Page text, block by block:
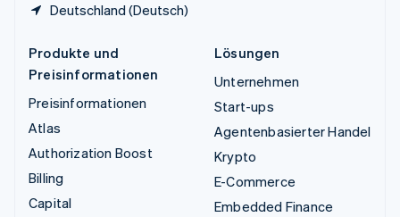
Deutschland (Deutsch)
Produkte und
Preisinformationen
Preisinformationen
Atlas
Authorization Boost
Billing
Capital
Lösungen
Unternehmen
Start-ups
Agentenbasierter Handel
Krypto
E-Commerce
Embedded Finance